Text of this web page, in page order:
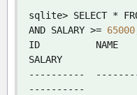
sqlite> SELECT *
AND SALARY >= 65000
ID          NAME
----------
----------